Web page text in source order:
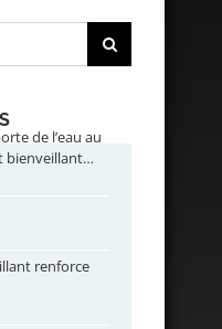
de l’eau au
bienveillant…
renforce